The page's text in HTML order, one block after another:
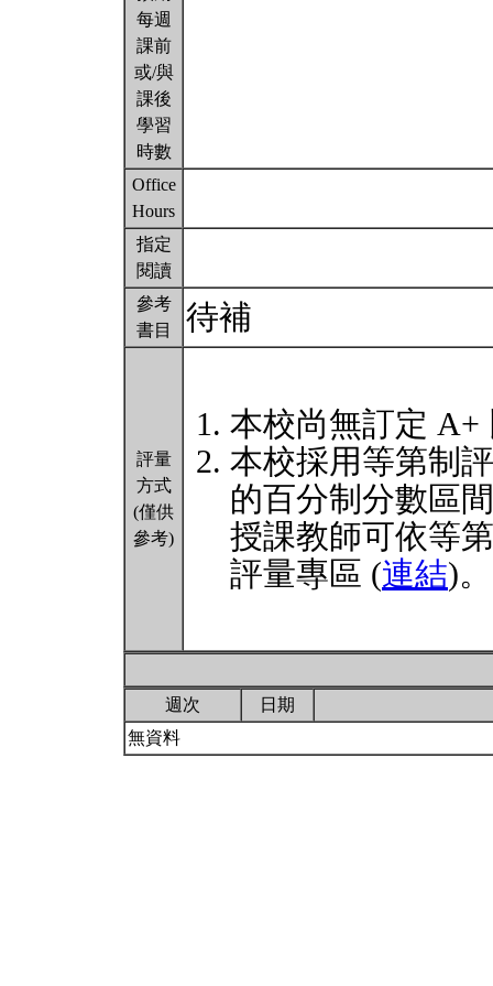
每週
課前
或/與
課後
學習
時數
Office
Hours
指定
閱讀
參考
書目
待補
評量
方式
(僅供
參考)
本校尚無訂定 A+
本校採用等第制
的百分制分數區
授課教師可依等
評量專區 (連結)。
週次
日期
無資料